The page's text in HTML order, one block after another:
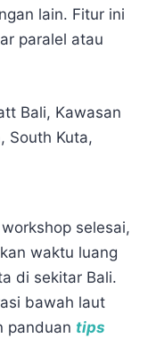
lain. Fitur ini
paralel atau
Bali, Kawasan
South Kuta,
selesai,
waktu luang
di sekitar Bali.
bawah laut
panduan tips